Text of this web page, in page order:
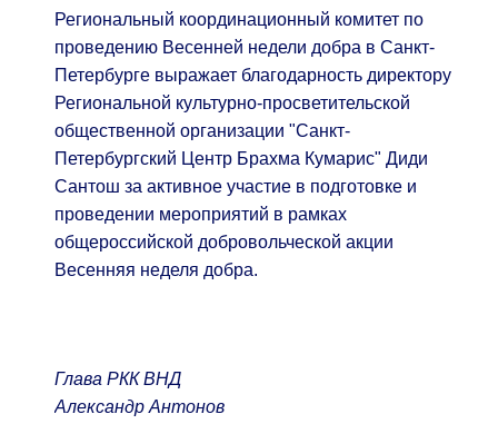
Региональный координационный комитет по
проведению Весенней недели добра в Санкт-
Петербурге выражает благодарность директору
Региональной культурно-просветительской
общественной организации "Санкт-
Петербургский Центр Брахма Кумарис" Диди
Сантош за активное участие в подготовке и
проведении мероприятий в рамках
общероссийской добровольческой акции
Весенняя неделя добра.
Глава РКК ВНД
Александр Антонов